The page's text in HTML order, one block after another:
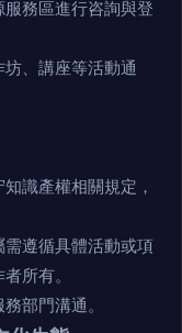
服務區進行咨詢與登
坊、講座等活動通
識產權相關規定，
遵循具體活動或項
所有。
部門溝通。